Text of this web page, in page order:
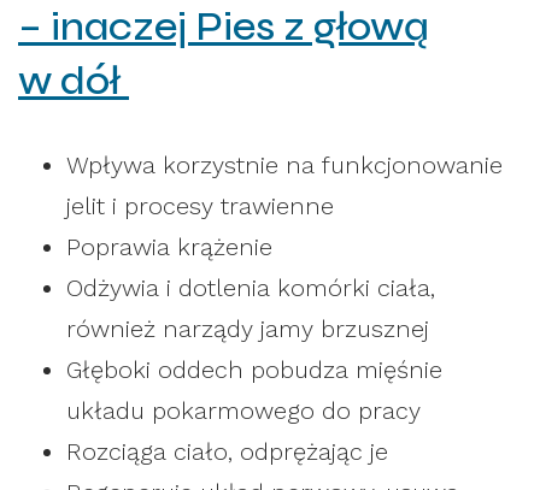
– inaczej Pies z głową
w dół
Wpływa korzystnie na funkcjonowanie
jelit i procesy trawienne
Poprawia krążenie
Odżywia i dotlenia komórki ciała,
również narządy jamy brzusznej
Głęboki oddech pobudza mięśnie
układu pokarmowego do pracy
Rozciąga ciało, odprężając je